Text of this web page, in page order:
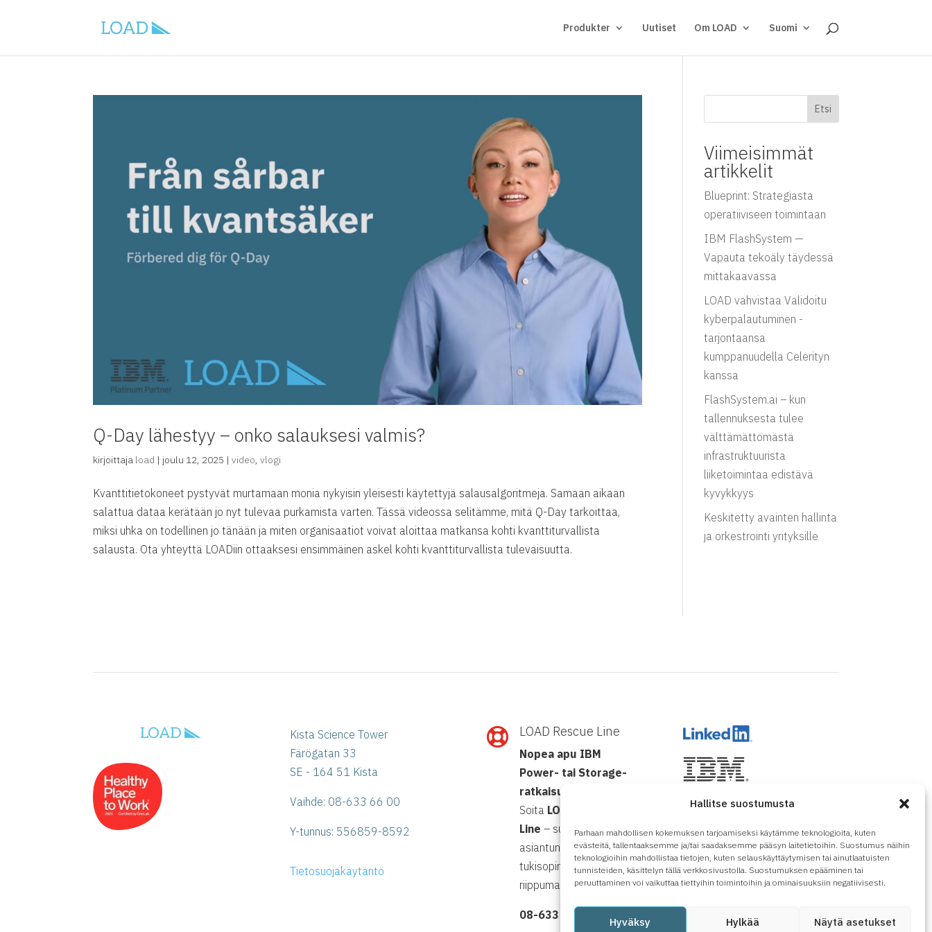
Hallitse suostumusta
Parhaan mahdollisen kokemuksen tarjoamiseksi käytämme teknologioita, kuten
evästeitä, tallentaaksemme ja/tai saadaksemme pääsyn laitetietoihin. Suostumus näihin
teknologioihin mahdollistaa tietojen, kuten selauskäyttäytymisen tai ainutlaatuisten
tunnisteiden, käsittelyn tällä verkkosivustolla. Suostumuksen epääminen tai
peruuttaminen voi vaikuttaa tiettyihin toimintoihin ja ominaisuuksiin negatiivisesti.
Hyväksy Hylkää Näytä asetukset
Produkter Uutiset Om LOAD Suomi
Q-Day lähestyy – onko salauksesi valmis?
kirjoittaja load | joulu 12, 2025 |video,vlogi
Kvanttitietokoneet pystyvät murtamaan monia nykyisin yleisesti käytettyjä salausalgoritmeja. Samaan aikaan
salattua dataa kerätään jo nyt tulevaa purkamista varten. Tässä videossa selitämme, mitä Q-Day tarkoittaa,
miksi uhka on todellinen jo tänään ja miten organisaatiot voivat aloittaa matkansa kohti kvanttiturvallista
salausta. Ota yhteyttä LOADiin ottaaksesi ensimmäinen askel kohti kvanttiturvallista tulevaisuutta.
Etsi
Viimeisimmät
artikkelit
Blueprint: Strategiasta
operatiiviseen toimintaan
IBM FlashSystem —
Vapauta tekoäly täydessä
mittakaavassa
LOAD vahvistaa Validoitu
kyberpalautuminen -
tarjontaansa
kumppanuudella Celerityn
kanssa
FlashSystem.ai – kun
tallennuksesta tulee
välttämättömästä
infrastruktuurista
liiketoimintaa edistävä
kyvykkyys
Keskitetty avainten hallinta
ja orkestrointi yrityksille
Kista Science Tower
Färögatan 33
SE - 164 51 Kista
Vaihde: 08-633 66 00
Y-tunnus: 556859-8592
Tietosuojakäytäntö
 LOAD Rescue Line
Nopea apu IBM
Power- tai Storage-
ratkaisuihin?
Soita LOAD Rescue
Line – suora yhteys
asiantuntijoihimme
tukisopimuksesta
riippumatta.
08-633 66 90